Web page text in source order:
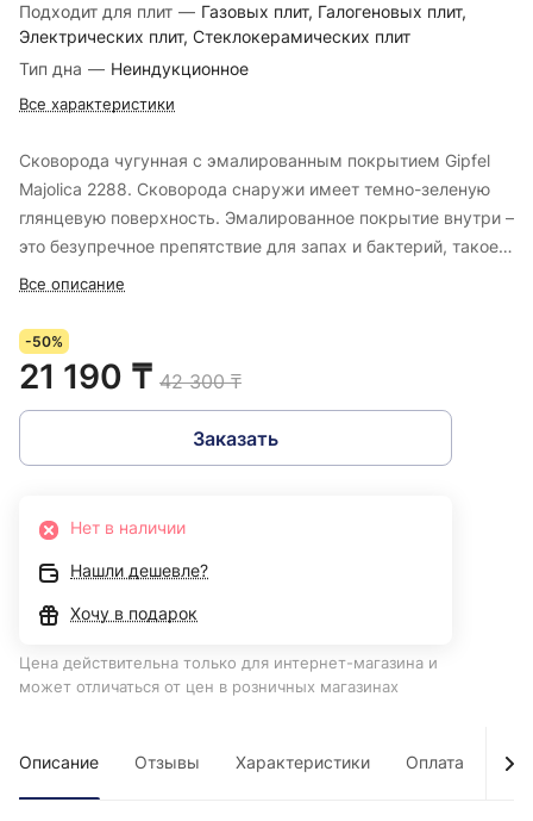
Подходит для плит — Газовых плит, Галогеновых плит,
Электрических плит, Стеклокерамических плит
Тип дна — Неиндукционное
Все характеристики
Сковорода чугунная с эмалированным покрытием Gipfel
Majolica 2288. Сковорода снаружи имеет темно-зеленую
глянцевую поверхность. Эмалированное покрытие внутри –
это безупречное препятствие для запах и бактерий, такое
покрытие позволяет хранить пищу в посуде после
долговечностью, но только при условии правильного ухода
– следует избегать мытья данных сковород в посудомойке
и использования металлических аксессуаров при готовке.
Диаметр данной сковороды составляет 20 см. Диаметр
дна 16,5 см. Длина сковороды с ручкой составляет 37 см.
Все описание
-50%
21 190 ₸ 42 300 ₸
Заказать
Нет в наличии
Нашли дешевле?
Хочу в подарок
Цена действительна только для интернет-магазина и
может отличаться от цен в розничных магазинах
Описание Отзывы Характеристики Оплата